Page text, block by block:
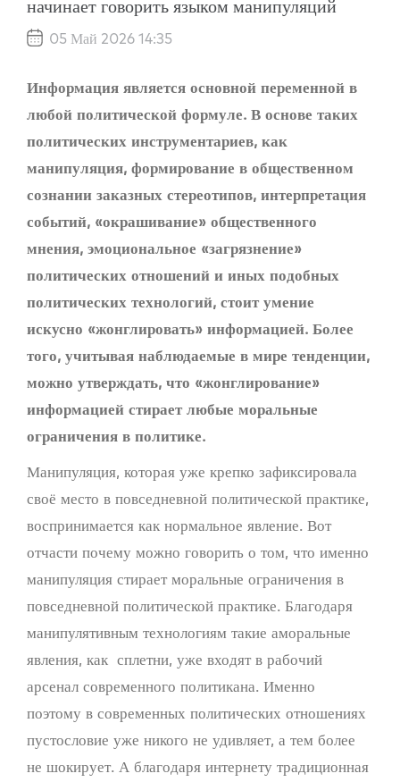
начинает говорить языком манипуляций
05 Май 2026 14:35
Информация является основной переменной в
любой политической формуле. В основе таких
политических инструментариев, как
манипуляция, формирование в общественном
сознании заказных стереотипов, интерпретация
событий, «окрашивание» общественного
мнения, эмоциональное «загрязнение»
политических отношений и иных подобных
политических технологий, стоит умение
искусно «жонглировать» информацией. Более
того, учитывая наблюдаемые в мире тенденции,
можно утверждать, что «жонглирование»
информацией стирает любые моральные
ограничения в политике.
Манипуляция, которая уже крепко зафиксировала
своё место в повседневной политической практике,
воспринимается как нормальное явление. Вот
отчасти почему можно говорить о том, что именно
манипуляция стирает моральные ограничения в
повседневной политической практике. Благодаря
манипулятивным технологиям такие аморальные
явления, как сплетни, уже входят в рабочий
арсенал современного политикана. Именно
поэтому в современных политических отношениях
пустословие уже никого не удивляет, а тем более
не шокирует. А благодаря интернету традиционная